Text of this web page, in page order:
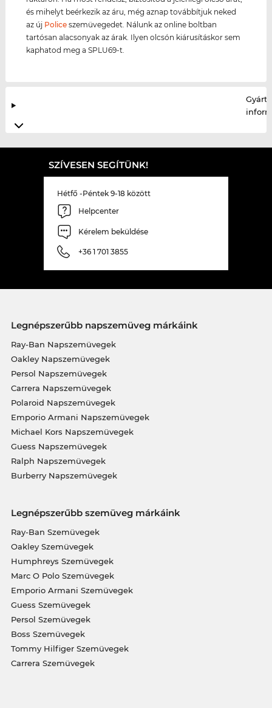
és mihelyt beérkezik az áru, még aznap továbbítjuk neked
az új Police szemüvegedet. Nálunk az online boltban
tartósan alacsonyak az árak. Ilyen olcsón kiárusításkor sem
kaphatod meg a SPLU69-t.
SZÍVESEN SEGÍTÜNK!
Hétfő -Péntek 9-18 között
Helpcenter
Kérelem beküldése
+36 1 701 3855
Legnépszerűbb napszemüveg márkáink
Ray-Ban Napszemüvegek
Oakley Napszemüvegek
Persol Napszemüvegek
Carrera Napszemüvegek
Polaroid Napszemüvegek
Emporio Armani Napszemüvegek
Michael Kors Napszemüvegek
Guess Napszemüvegek
Ralph Napszemüvegek
Burberry Napszemüvegek
Legnépszerűbb szemüveg márkáink
Ray-Ban Szemüvegek
Oakley Szemüvegek
Humphreys Szemüvegek
Marc O Polo Szemüvegek
Emporio Armani Szemüvegek
Guess Szemüvegek
Persol Szemüvegek
Boss Szemüvegek
Tommy Hilfiger Szemüvegek
Carrera Szemüvegek